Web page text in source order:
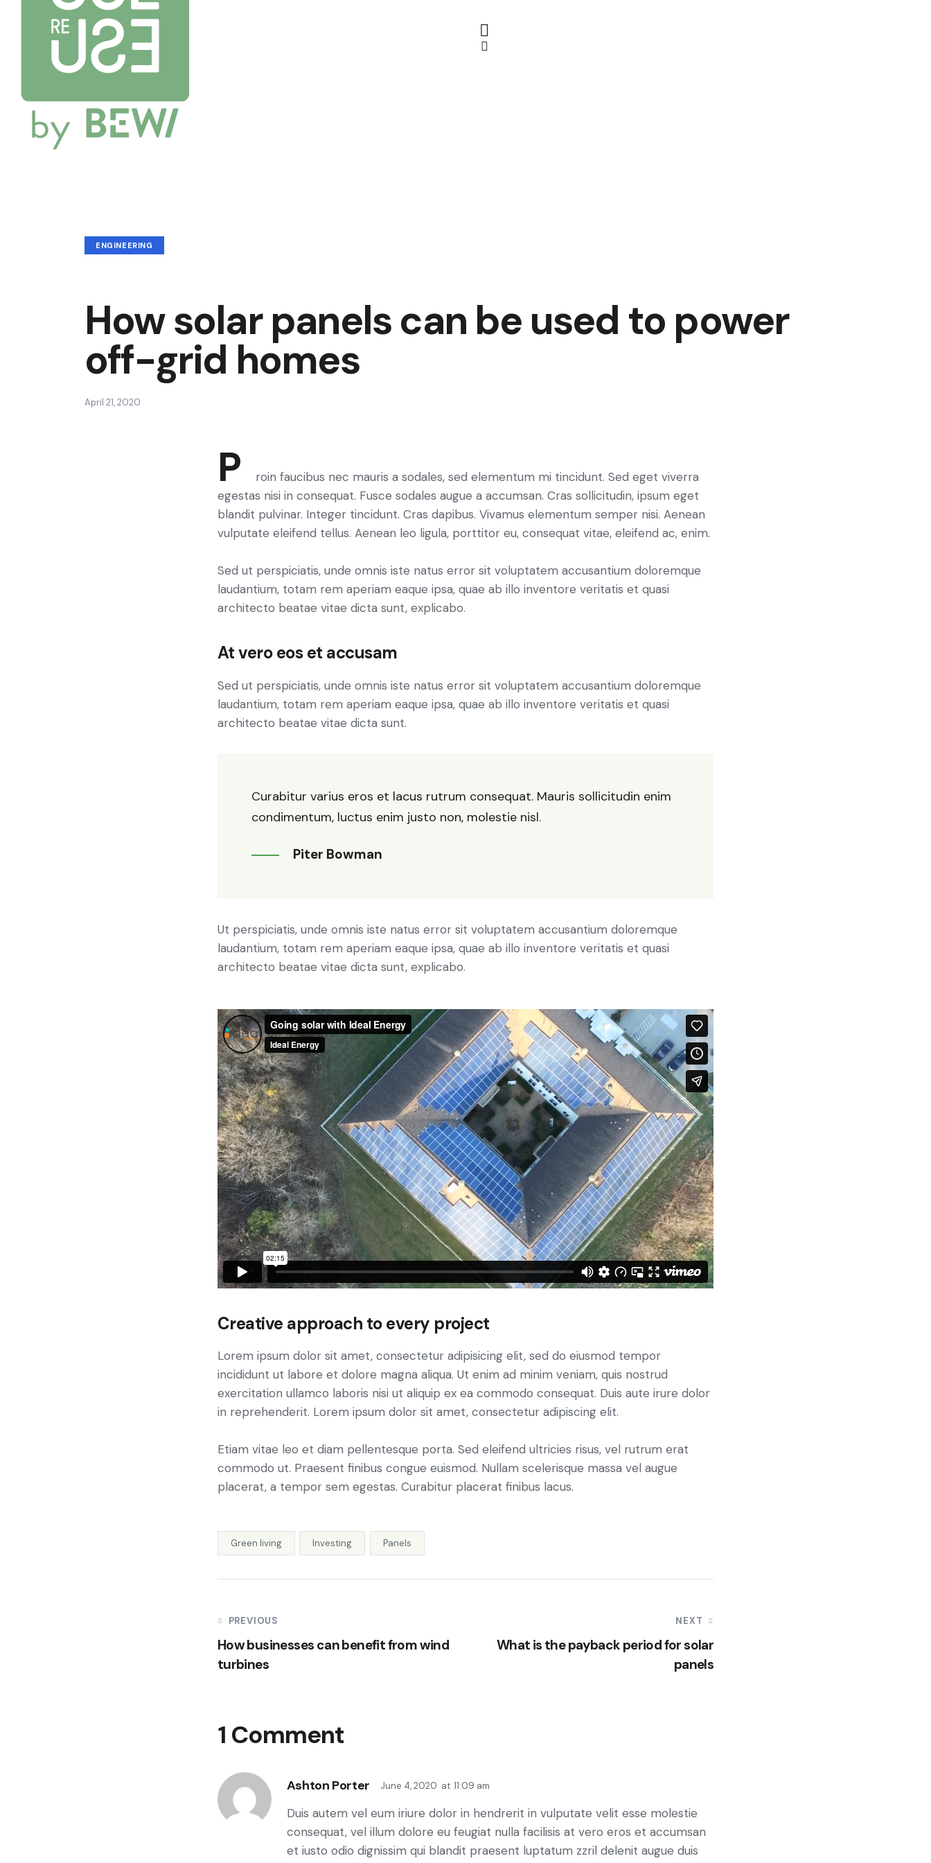
ENGINEERING
How solar panels can be used to power
off-grid homes
April 21, 2020
P
roin faucibus nec mauris a sodales, sed elementum mi tincidunt. Sed eget viverra
egestas nisi in consequat. Fusce sodales augue a accumsan. Cras sollicitudin, ipsum eget
blandit pulvinar. Integer tincidunt. Cras dapibus. Vivamus elementum semper nisi. Aenean
vulputate eleifend tellus. Aenean leo ligula, porttitor eu, consequat vitae, eleifend ac, enim.
Sed ut perspiciatis, unde omnis iste natus error sit voluptatem accusantium doloremque
laudantium, totam rem aperiam eaque ipsa, quae ab illo inventore veritatis et quasi
architecto beatae vitae dicta sunt, explicabo.
At vero eos et accusam
Sed ut perspiciatis, unde omnis iste natus error sit voluptatem accusantium doloremque
laudantium, totam rem aperiam eaque ipsa, quae ab illo inventore veritatis et quasi
architecto beatae vitae dicta sunt.
Curabitur varius eros et lacus rutrum consequat. Mauris sollicitudin enim
condimentum, luctus enim justo non, molestie nisl.
Piter Bowman
Ut perspiciatis, unde omnis iste natus error sit voluptatem accusantium doloremque
laudantium, totam rem aperiam eaque ipsa, quae ab illo inventore veritatis et quasi
architecto beatae vitae dicta sunt, explicabo.
Creative approach to every project
Lorem ipsum dolor sit amet, consectetur adipisicing elit, sed do eiusmod tempor
incididunt ut labore et dolore magna aliqua. Ut enim ad minim veniam, quis nostrud
exercitation ullamco laboris nisi ut aliquip ex ea commodo consequat. Duis aute irure dolor
in reprehenderit. Lorem ipsum dolor sit amet, consectetur adipiscing elit.
Etiam vitae leo et diam pellentesque porta. Sed eleifend ultricies risus, vel rutrum erat
commodo ut. Praesent finibus congue euismod. Nullam scelerisque massa vel augue
placerat, a tempor sem egestas. Curabitur placerat finibus lacus.
Green living Investing Panels
PREVIOUS
How businesses can benefit from wind
turbines
NEXT
What is the payback period for solar
panels
1 Comment
Ashton Porter June 4, 2020 at 11:09 am
Duis autem vel eum iriure dolor in hendrerit in vulputate velit esse molestie
consequat, vel illum dolore eu feugiat nulla facilisis at vero eros et accumsan
et iusto odio dignissim qui blandit praesent luptatum zzril delenit augue duis